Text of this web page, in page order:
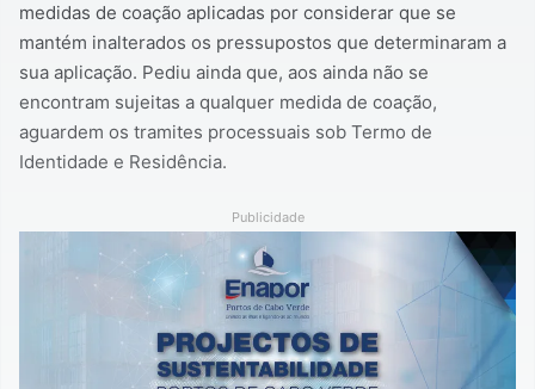
medidas de coação aplicadas por considerar que se
mantém inalterados os pressupostos que determinaram a
sua aplicação. Pediu ainda que, aos ainda não se
encontram sujeitas a qualquer medida de coação,
aguardem os tramites processuais sob Termo de
Identidade e Residência.
Publicidade